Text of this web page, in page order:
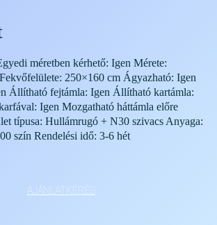
méretben kérhető: Igen Mérete:
250×160 cm Ágyazható: Igen
Állítható fejtámla: Igen Állítható kartámla:
Igen Mozgatható háttámla előre
típusa: Hullámrugó + N30 szivacs Anyaga:
szín Rendelési idő: 3-6 hét
AJÁNLATKÉRÉS